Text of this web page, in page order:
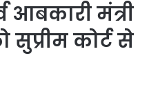
आबकारी मंत्री
कोर्ट से